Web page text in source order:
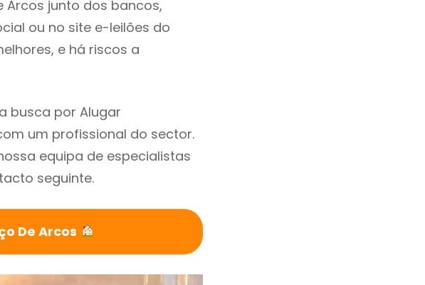
Arcos junto dos bancos,
ou no site e-leilões do
e há riscos a
busca por Alugar
um profissional do sector.
equipa de especialistas
seguinte.
De Arcos